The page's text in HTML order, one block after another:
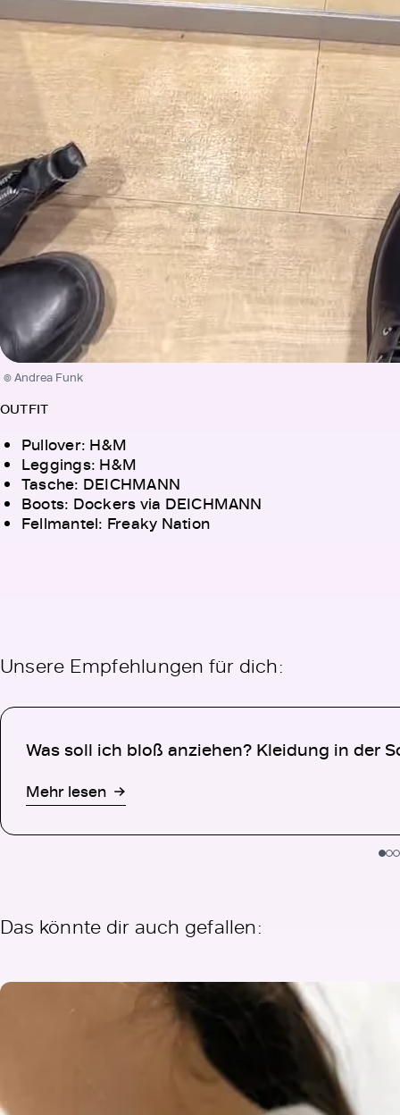
Unmute
© Andrea Funk
OUTFIT
Pullover: H&M
Leggings: H&M
Tasche: DEICHMANN
Boots: Dockers via DEICHMANN
Fellmantel: Freaky Nation
Unsere Empfehlungen für dich:
Was soll ich bloß anziehen? Kleidung in der
Mehr lesen
Das könnte dir auch gefallen: